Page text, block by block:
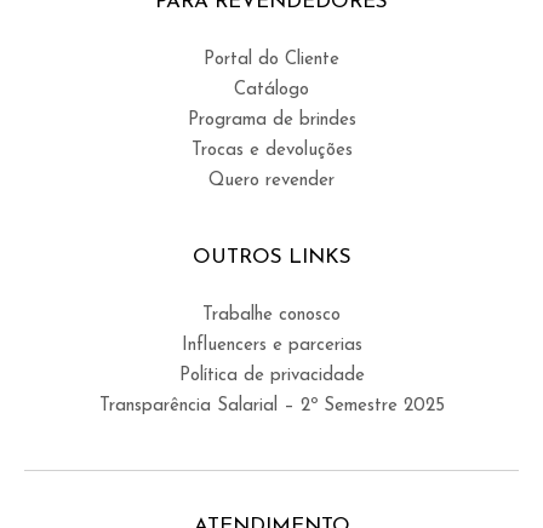
Portal do Cliente
Catálogo
Programa de brindes
Trocas e devoluções
Quero revender
OUTROS LINKS
Trabalhe conosco
Influencers e parcerias
Política de privacidade
Transparência Salarial – 2º Semestre 2025